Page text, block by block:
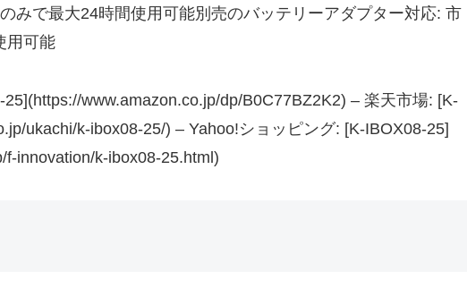
みで最大24時間使用可能別売のバッテリーアダプター対応: 市
用可能
www.amazon.co.jp/dp/B0C77BZ2K2) – 楽天市場: [K-
ukachi/k-ibox08-25/) – Yahoo!ショッピング: [K-IBOX08-25]
innovation/k-ibox08-25.html)